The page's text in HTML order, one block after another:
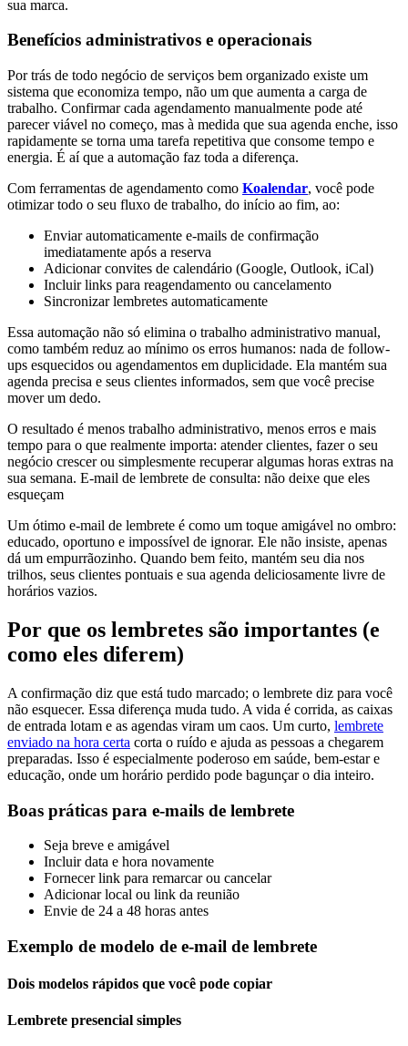
sua marca.
Benefícios administrativos e operacionais
Por trás de todo negócio de serviços bem organizado existe um
sistema que economiza tempo, não um que aumenta a carga de
trabalho. Confirmar cada agendamento manualmente pode até
parecer viável no começo, mas à medida que sua agenda enche, isso
rapidamente se torna uma tarefa repetitiva que consome tempo e
energia. É aí que a automação faz toda a diferença.
Com ferramentas de agendamento como Koalendar, você pode
otimizar todo o seu fluxo de trabalho, do início ao fim, ao:
Enviar automaticamente e-mails de confirmação
imediatamente após a reserva
Adicionar convites de calendário (Google, Outlook, iCal)
Incluir links para reagendamento ou cancelamento
Sincronizar lembretes automaticamente
Essa automação não só elimina o trabalho administrativo manual,
como também reduz ao mínimo os erros humanos: nada de follow-
ups esquecidos ou agendamentos em duplicidade. Ela mantém sua
agenda precisa e seus clientes informados, sem que você precise
mover um dedo.
O resultado é menos trabalho administrativo, menos erros e mais
tempo para o que realmente importa: atender clientes, fazer o seu
negócio crescer ou simplesmente recuperar algumas horas extras na
sua semana. E-mail de lembrete de consulta: não deixe que eles
esqueçam
Um ótimo e-mail de lembrete é como um toque amigável no ombro:
educado, oportuno e impossível de ignorar. Ele não insiste, apenas
dá um empurrãozinho. Quando bem feito, mantém seu dia nos
trilhos, seus clientes pontuais e sua agenda deliciosamente livre de
horários vazios.
Por que os lembretes são importantes (e
como eles diferem)
A confirmação diz que está tudo marcado; o lembrete diz para você
não esquecer. Essa diferença muda tudo. A vida é corrida, as caixas
de entrada lotam e as agendas viram um caos. Um curto, lembrete
enviado na hora certa corta o ruído e ajuda as pessoas a chegarem
preparadas. Isso é especialmente poderoso em saúde, bem-estar e
educação, onde um horário perdido pode bagunçar o dia inteiro.
Boas práticas para e-mails de lembrete
Seja breve e amigável
Incluir data e hora novamente
Fornecer link para remarcar ou cancelar
Adicionar local ou link da reunião
Envie de 24 a 48 horas antes
Exemplo de modelo de e-mail de lembrete
Dois modelos rápidos que você pode copiar
Lembrete presencial simples